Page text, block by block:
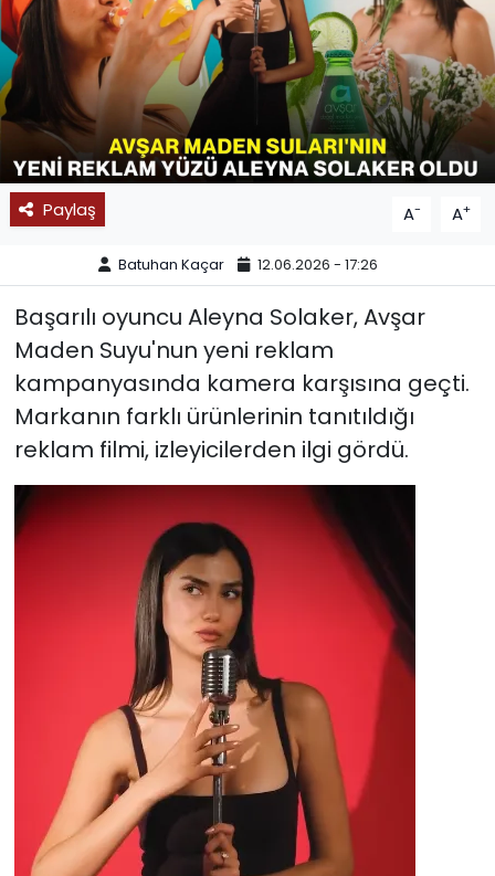
Paylaş A- A+
Batuhan Kaçar 12.06.2026 - 17:26
Başarılı oyuncu Aleyna Solaker, Avşar
Maden Suyu'nun yeni reklam
kampanyasında kamera karşısına geçti.
Markanın farklı ürünlerinin tanıtıldığı
reklam filmi, izleyicilerden ilgi gördü.
11:11 MANŞET